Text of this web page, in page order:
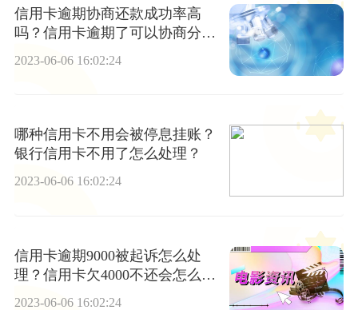
信用卡逾期协商还款成功率高
吗？信用卡逾期了可以协商分期
2023-06-06 16:02:24
哪种信用卡不用会被停息挂账？
银行信用卡不用了怎么处理？
2023-06-06 16:02:24
信用卡逾期9000被起诉怎么处
理？信用卡欠4000不还会怎么
2023-06-06 16:02:24